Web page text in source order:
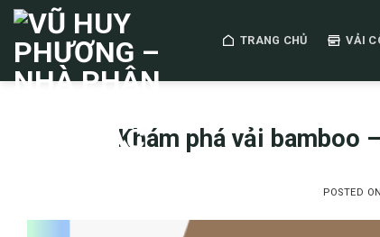
Skip
content
TRANG CHỦ VẢI
Khám phá vải bamboo
POSTED ON